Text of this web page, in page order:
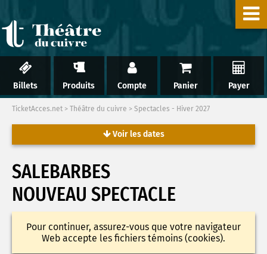
Billets Produits Compte Panier Payer
TicketAcces.net > Théâtre du cuivre > Spectacles - Hiver 2027
Voir les dates
SALEBARBES
NOUVEAU SPECTACLE
Pour continuer, assurez-vous que votre navigateur
Web accepte les fichiers témoins (cookies).